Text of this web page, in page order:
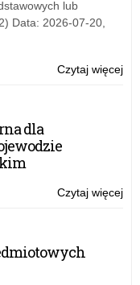
lub
Data: 2026-07-20,
Czytaj więcej
dla
Czytaj więcej